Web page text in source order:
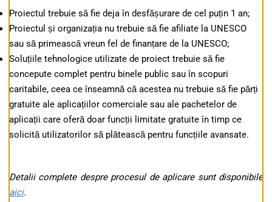
Proiectul trebuie să fie deja în desfășurare de cel puțin 1 an;
Proiectul și organizația nu trebuie să fie afiliate la UNESCO
sau să primească vreun fel de finanțare de la UNESCO;
Soluțiile tehnologice utilizate de proiect trebuie să fie
concepute complet pentru binele public sau în scopuri
caritabile, ceea ce înseamnă că acestea nu trebuie să fie părți
gratuite ale aplicațiilor comerciale sau ale pachetelor de
aplicații care oferă doar funcții limitate gratuite în timp ce
solicită utilizatorilor să plătească pentru funcțiile avansate.
Detalii complete despre procesul de aplicare sunt disponibile
aici.